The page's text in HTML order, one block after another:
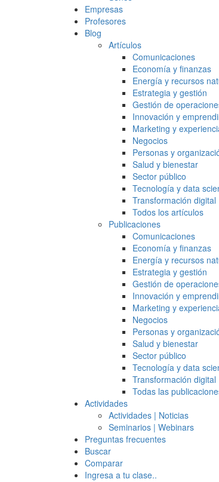
Empresas
Profesores
Blog
Artículos
Comunicaciones
Economía y finanzas
Energía y recursos
Estrategia y gestión
Gestión de
Innovación y
Marketing y
Negocios
Personas y
Salud y bienestar
Sector público
Tecnología y data
Transformación digital
Todos los artículos
Publicaciones
Comunicaciones
Economía y finanzas
Energía y recursos
Estrategia y gestión
Gestión de
Innovación y
Marketing y
Negocios
Personas y
Salud y bienestar
Sector público
Tecnología y data
Transformación digital
Todas las
Actividades
Actividades | Noticias
Seminarios | Webinars
Preguntas frecuentes
Buscar
Comparar
Ingresa a tu clase..